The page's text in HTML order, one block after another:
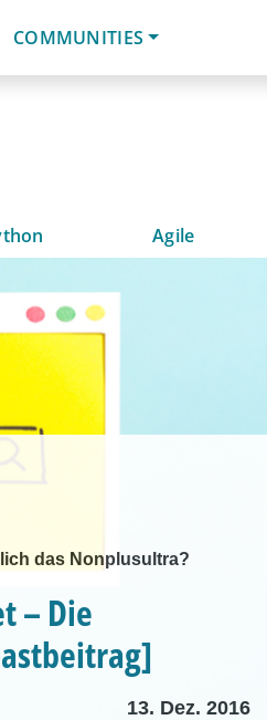
COMMUNITIES
Agile
das Nonplusultra?
– Die
13. Dez. 2016